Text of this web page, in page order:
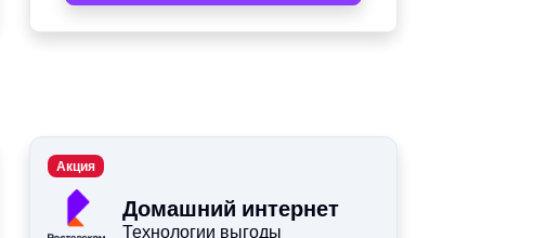
Домашний интернет
Технологии выгоды
Акция